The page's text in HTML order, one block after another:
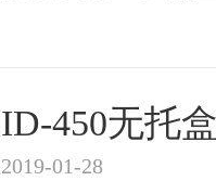
ID-450无托
2019-01-28